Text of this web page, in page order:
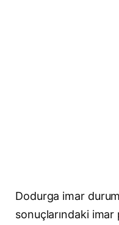
Dodurga imar
sonuçlarındaki